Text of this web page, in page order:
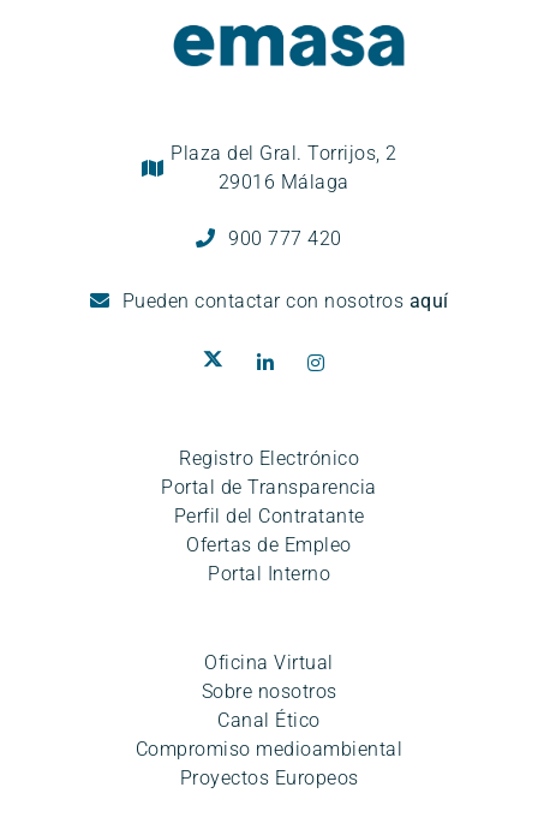
Plaza del Gral. Torrijos, 2
29016 Málaga
900 777 420
Pueden contactar con nosotros aquí
Registro Electrónico
Portal de Transparencia
Perfil del Contratante
Ofertas de Empleo
Portal Interno
Oficina Virtual
Sobre nosotros
Canal Ético
Compromiso medioambiental
Proyectos Europeos